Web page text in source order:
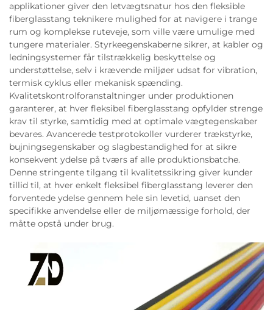
applikationer giver den letvægtsnatur hos den fleksible
fiberglasstang teknikere mulighed for at navigere i trange
rum og komplekse ruteveje, som ville være umulige med
tungere materialer. Styrkeegenskaberne sikrer, at kabler og
ledningsystemer får tilstrækkelig beskyttelse og
understøttelse, selv i krævende miljøer udsat for vibration,
termisk cyklus eller mekanisk spænding.
Kvalitetskontrolforanstaltninger under produktionen
garanterer, at hver fleksibel fiberglasstang opfylder strenge
krav til styrke, samtidig med at optimale vægtegenskaber
bevares. Avancerede testprotokoller vurderer trækstyrke,
bujningsegenskaber og slagbestandighed for at sikre
konsekvent ydelse på tværs af alle produktionsbatche.
Denne stringente tilgang til kvalitetssikring giver kunder
tillid til, at hver enkelt fleksibel fiberglasstang leverer den
forventede ydelse gennem hele sin levetid, uanset den
specifikke anvendelse eller de miljømæssige forhold, der
måtte opstå under brug.